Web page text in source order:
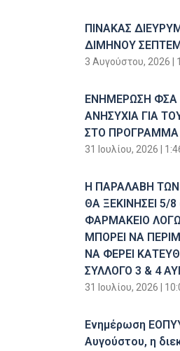
ΠΙΝΑΚΑΣ
ΔΙΜΗΝΟΥ
3 Αυγούστου, 2026
ΕΝΗΜΕΡΩΣΗ
ΑΝΗΣΥΧΙΑ ΓΙΑ
ΣΤΟ ΠΡΟΓΡΑΜΜΑ
31 Ιουλίου, 2026
Η ΠΑΡΑΛΑΒΗ ΤΩΝ
ΘΑ ΞΕΚΙΝΗΣΕΙ 5/
ΦΑΡΜΑΚΕΙΟ
ΜΠΟΡΕΙ ΝΑ
ΝΑ ΦΕΡΕΙ
ΣΥΛΛΟΓΟ 3 & 4
31 Ιουλίου, 2026
Ενημέρωση
Αυγούστου, η